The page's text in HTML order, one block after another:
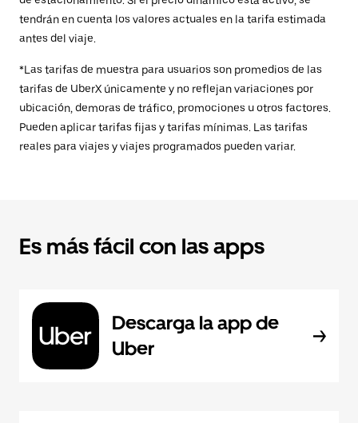
tendrán en cuenta los valores actuales en la tarifa estimada
antes del viaje.
*Las tarifas de muestra para usuarios son promedios de las
tarifas de UberX únicamente y no reflejan variaciones por
ubicación, demoras de tráfico, promociones u otros factores.
Pueden aplicar tarifas fijas y tarifas mínimas. Las tarifas
reales para viajes y viajes programados pueden variar.
Es más fácil con las apps
Descarga la app de
Uber